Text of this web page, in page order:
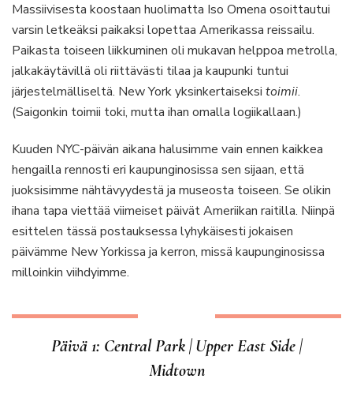
Massiivisesta koostaan huolimatta Iso Omena osoittautui
varsin letkeäksi paikaksi lopettaa Amerikassa reissailu.
Paikasta toiseen liikkuminen oli mukavan helppoa metrolla,
jalkakäytävillä oli riittävästi tilaa ja kaupunki tuntui
järjestelmälliseltä. New York yksinkertaiseksi toimii.
(Saigonkin toimii toki, mutta ihan omalla logiikallaan.)
Kuuden NYC-päivän aikana halusimme vain ennen kaikkea
hengailla rennosti eri kaupunginosissa sen sijaan, että
juoksisimme nähtävyydestä ja museosta toiseen. Se olikin
ihana tapa viettää viimeiset päivät Ameriikan raitilla. Niinpä
esittelen tässä postauksessa lyhykäisesti jokaisen
päivämme New Yorkissa ja kerron, missä kaupunginosissa
milloinkin viihdyimme.
Päivä 1: Central Park | Upper East Side |
Midtown